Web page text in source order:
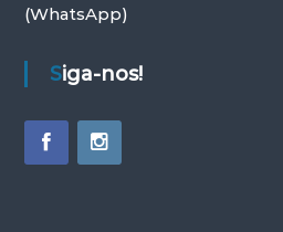
(WhatsApp)
Siga-nos!